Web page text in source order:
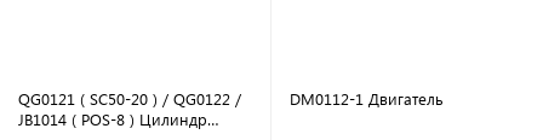
QG0121 ( SC50-20 ) / QG0122 /
JB1014 ( POS-8 ) Цилиндр
DM0112-1 Двигатель